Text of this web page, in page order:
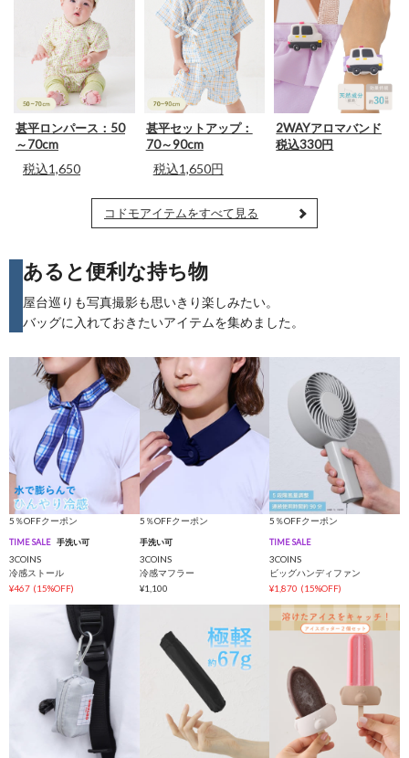
甚平ロンパース：50
～70cm
税込1,650
甚平セットアップ：
70～90cm
税込1,650円
2WAYアロマバンド
税込330円
コドモアイテムをすべて見る
あると便利な持ち物
屋台巡りも写真撮影も思いきり楽しみたい。
バッグに入れておきたいアイテムを集めました。
5％OFFクーポン
TIME SALE 手洗い可
3COINS
冷感ストール
¥467 (15%OFF)
5％OFFクーポン
手洗い可
3COINS
冷感マフラー
¥1,100
5％OFFクーポン
TIME SALE
3COINS
ビッグハンディファン
¥1,870 (15%OFF)